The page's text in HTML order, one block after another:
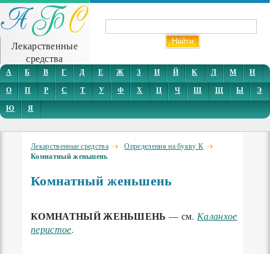
Лекарственные
средства
А Б В Г Д Е Ж З И Й К Л М
Н
О
П Р С Т У Ф Х Ц Ч Ш Щ Ы
Э
Ю
Я
Лекарственные средства Определения на букву К
Комнатный женьшень
Комнатный женьшень
КОМНАТНЫЙ ЖЕНЬШЕНЬ — см. Каланхое
перистое.